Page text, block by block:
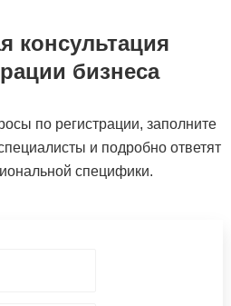
консультация
бизнеса
по регистрации, заполните
и подробно ответят
специфики.